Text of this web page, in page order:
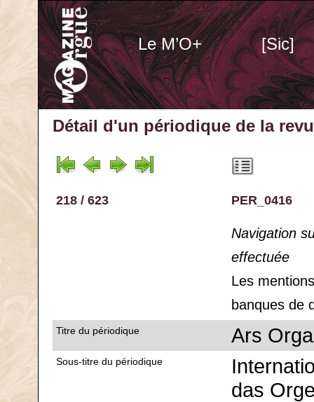
Le M’O+ [Sic]
Détail d'un périodique de la
218 / 623 PER_0416
Navigation
effectuée
Les
banques de
Titre du périodique Ars
Sous-titre du périodique
das